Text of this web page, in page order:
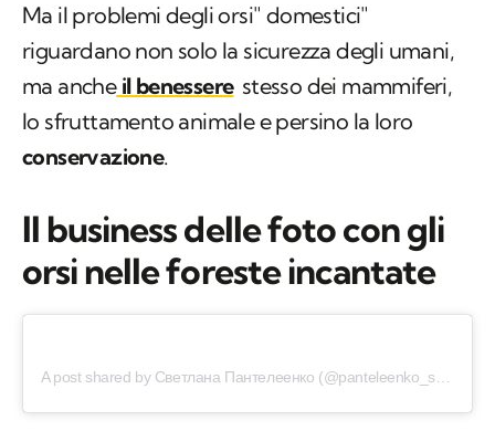
Ma il problemi degli orsi" domestici"
riguardano non solo la sicurezza degli umani,
ma ancheil benessere stesso dei mammiferi,
lo sfruttamento animale e persino la loro
conservazione.
Il business delle foto con gli
orsi nelle foreste incantate